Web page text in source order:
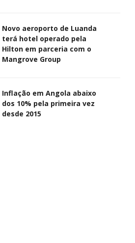
Novo aeroporto de Luanda
terá hotel operado pela
Hilton em parceria com o
Mangrove Group
Inflação em Angola abaixo
dos 10% pela primeira vez
desde 2015